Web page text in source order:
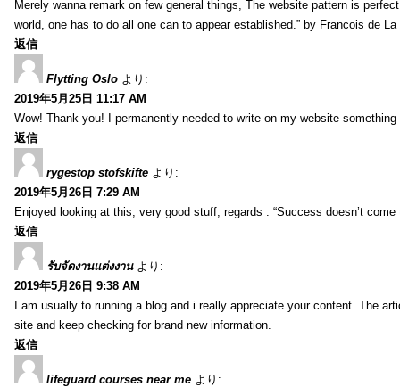
Merely wanna remark on few general things, The website pattern is
world, one has to do all one can to appear established.” by Francois de
返信
Flytting Oslo より:
2019年5月25日 11:17 AM
Wow! Thank you! I permanently needed to write on my website
返信
rygestop stofskifte より:
2019年5月26日 7:29 AM
Enjoyed looking at this, very good stuff, regards . “Success doesn’t
返信
รับจัดงานแต่งงาน より:
2019年5月26日 9:38 AM
I am usually to running a blog and i really appreciate your content. The
site and keep checking for brand new information.
返信
lifeguard courses near me より: